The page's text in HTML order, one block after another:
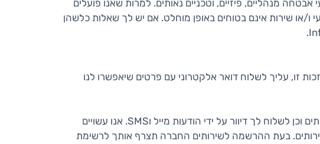
מנהליים, פיזיים, וטכניים נאותים. למרות שאנו פועלים
או שירות אינם בטוחים באופן מוחלט. אם יש לך שאלות כלשהן
זו, עליך לשלוח דואר אלקטרוני עם פרטים שיאפשרו לנו
בהרשמתך לשירותי החברה אתה מסכים כי החברה עשויה ליצור עמך קשר בנוגע לשירותים וכן לשלוח לך דיוור על ידי הודעות מייל וSMS. אנו עשויים
בעת ההרשמה לשירותים החברה תצרף אותך לרשימת